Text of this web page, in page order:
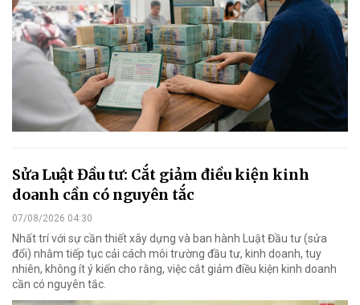
Sửa Luật Đầu tư: Cắt giảm điều kiện kinh
doanh cần có nguyên tắc
07/08/2026 04:30
Nhất trí với sự cần thiết xây dựng và ban hành Luật Đầu tư (sửa
đổi) nhằm tiếp tục cải cách môi trường đầu tư, kinh doanh, tuy
nhiên, không ít ý kiến cho rằng, việc cắt giảm điều kiện kinh doanh
cần có nguyên tắc.